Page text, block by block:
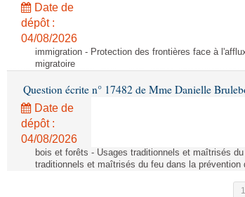
Date de
dépôt :
04/08/2026
immigration - Protection des frontières face à
migratoire
Question écrite n° 17482 de Mme Danielle
Date de
dépôt :
04/08/2026
bois et forêts - Usages traditionnels et maîtrisés
traditionnels et maîtrisés du feu dans la prévention
1